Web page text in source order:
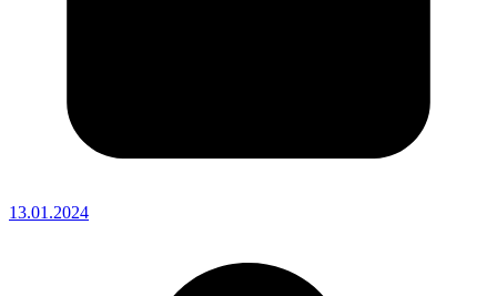
13.01.2024